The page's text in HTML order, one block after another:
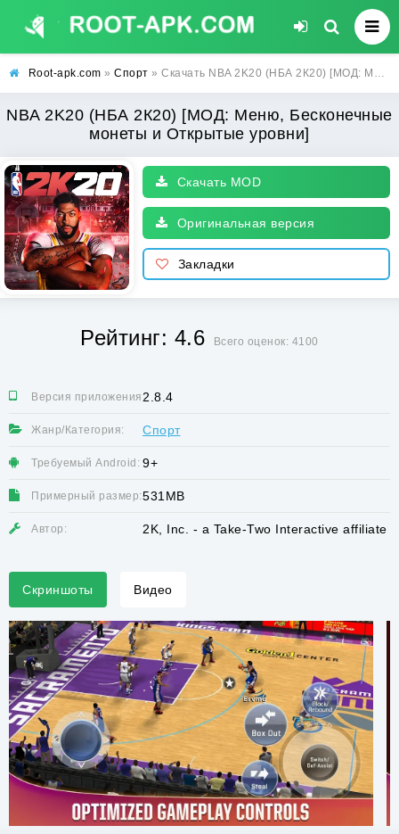
Root-apk.com » Спорт » Скачать NBA 2K20 (НБА 2К20) [МОД: Меню, Бесконечные монеты и Открытые уровни] | Взлом NBA 2K20 на Андроид
NBA 2K20 (НБА 2К20) [МОД: Меню, Бесконечные
монеты и Открытые уровни]
Скачать MOD
Оригинальная версия
Закладки
Рейтинг: 4.6 Всего оценок: 4100
Версия приложения:2.8.4
Жанр/Категория: Спорт
Требуемый Android: 9+
Примерный размер:531MB
Автор: 2K, Inc. - a Take-Two Interactive affiliate
Скриншоты Видео